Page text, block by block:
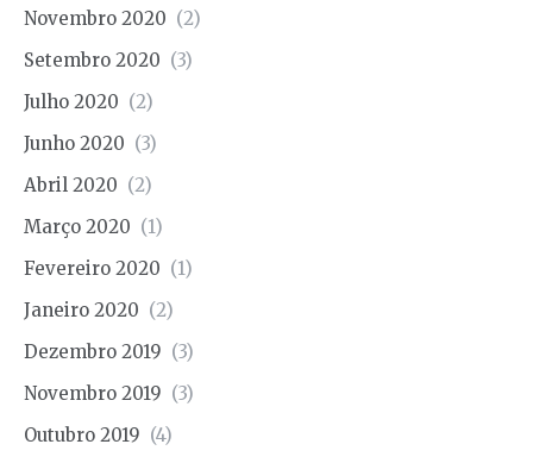
Novembro 2020 (2)
Setembro 2020 (3)
Julho 2020 (2)
Junho 2020 (3)
Abril 2020 (2)
Março 2020 (1)
Fevereiro 2020 (1)
Janeiro 2020 (2)
Dezembro 2019 (3)
Novembro 2019 (3)
Outubro 2019 (4)